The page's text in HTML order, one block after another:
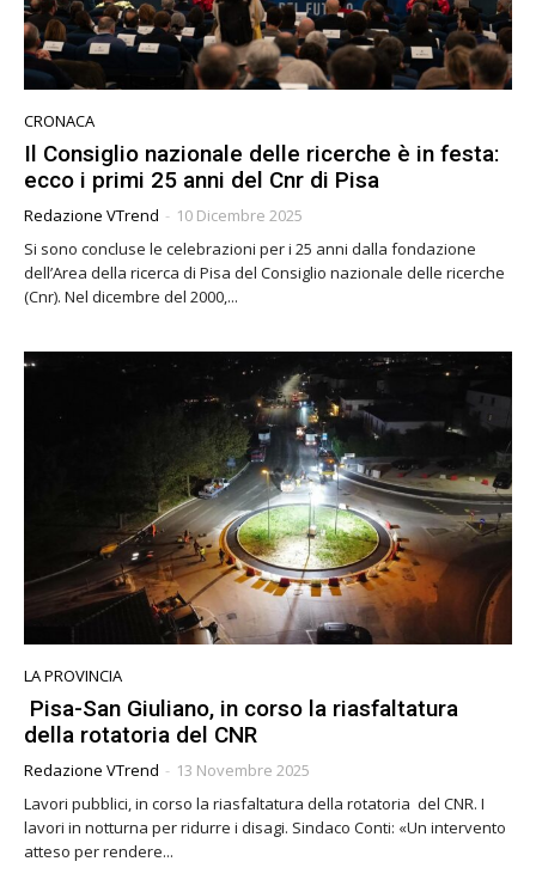
CRONACA
Il Consiglio nazionale delle ricerche è in festa:
ecco i primi 25 anni del Cnr di Pisa
Redazione VTrend - 10 Dicembre 2025
Si sono concluse le celebrazioni per i 25 anni dalla fondazione
dell’Area della ricerca di Pisa del Consiglio nazionale delle ricerche
(Cnr). Nel dicembre del 2000,...
LA PROVINCIA
Pisa-San Giuliano, in corso la riasfaltatura
della rotatoria del CNR
Redazione VTrend - 13 Novembre 2025
Lavori pubblici, in corso la riasfaltatura della rotatoria del CNR. I
lavori in notturna per ridurre i disagi. Sindaco Conti: «Un intervento
atteso per rendere...